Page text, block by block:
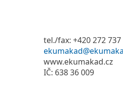
tel./fax: +420 272 737
www.ekumakad.cz
IČ: 638 36 009